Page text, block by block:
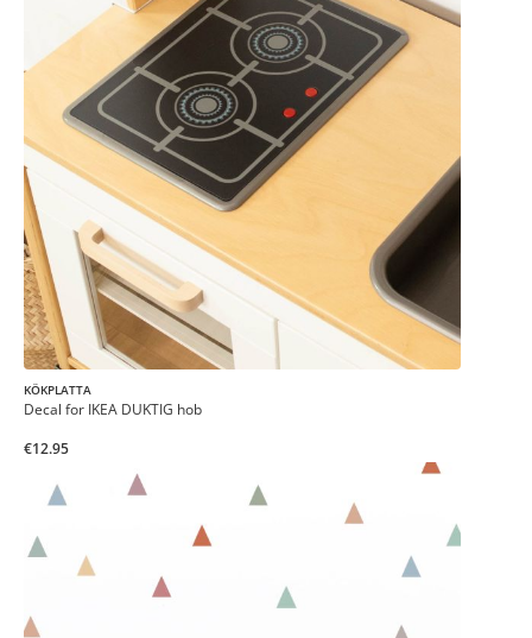
KÖKPLATTA
Decal for IKEA DUKTIG hob
€12.95